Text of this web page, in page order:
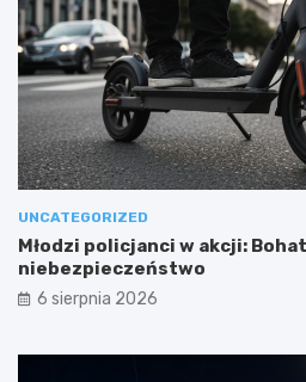
UNCATEGORIZED
Młodzi policjanci w akcji:
niebezpieczeństwo
6 sierpnia 2026